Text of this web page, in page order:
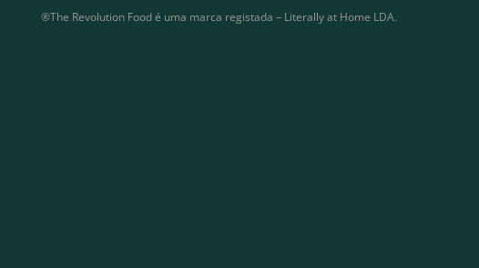
®The Revolution Food é uma marca registada – Literally at Home LDA.